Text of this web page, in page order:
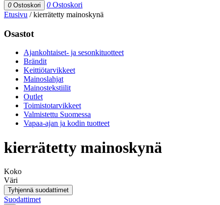
0 Ostoskori 0 Ostoskori
Etusivu /kierrätetty mainoskynä
Osastot
Ajankohtaiset- ja sesonkituotteet
Brändit
Keittiötarvikkeet
Mainoslahjat
Mainostekstiilit
Outlet
Toimistotarvikkeet
Valmistettu Suomessa
Vapaa-ajan ja kodin tuotteet
kierrätetty mainoskynä
Koko
Väri
Tyhjennä suodattimet
Suodattimet